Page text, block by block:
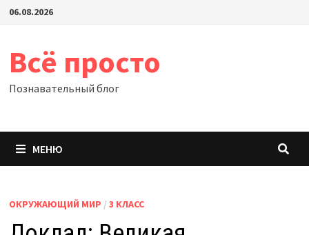
Перейти
06.08.2026
Всё просто
Познавательный блог
МЕНЮ
ОКРУЖАЮЩИЙ МИР / 3 КЛАСС